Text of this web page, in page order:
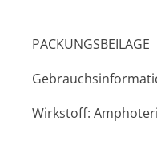
PACKUNGSBEILAGE
Wirkstoff: